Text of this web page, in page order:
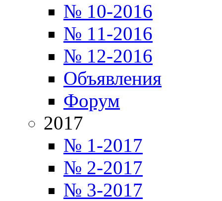
№ 10-2016
№ 11-2016
№ 12-2016
Объявления
Форум
2017
№ 1-2017
№ 2-2017
№ 3-2017